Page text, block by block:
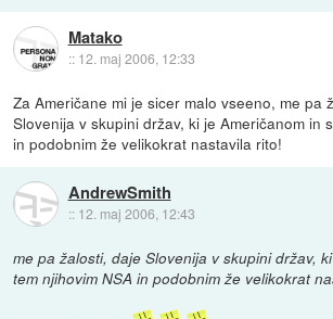
Matako
:: 12. maj 2006, 12:33
Za Američane mi je sicer malo vseeno, me pa
Slovenija v skupini držav, ki je Američanom in
in podobnim že velikokrat nastavila rito!
AndrewSmith
:: 12. maj 2006, 12:43
me pa žalosti, daje Slovenija v skupini držav,
tem njihovim NSA in podobnim že velikokrat